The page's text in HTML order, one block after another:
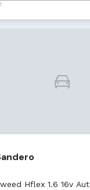
Hflex 1.6 16v Aut